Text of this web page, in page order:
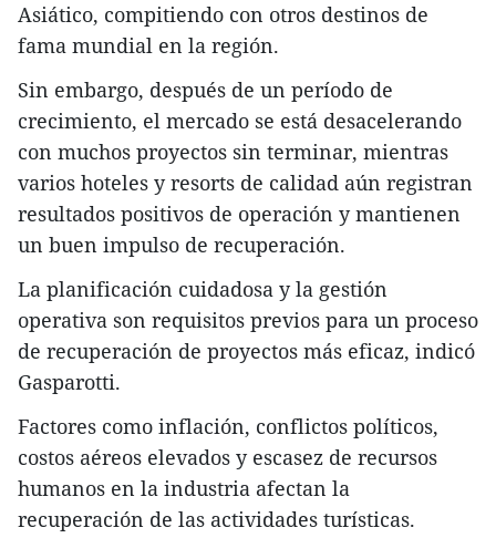
Asiático, compitiendo con otros destinos de
fama mundial en la región.
Sin embargo, después de un período de
crecimiento, el mercado se está desacelerando
con muchos proyectos sin terminar, mientras
varios hoteles y resorts de calidad aún registran
resultados positivos de operación y mantienen
un buen impulso de recuperación.
La planificación cuidadosa y la gestión
operativa son requisitos previos para un proceso
de recuperación de proyectos más eficaz, indicó
Gasparotti.
Factores como inflación, conflictos políticos,
costos aéreos elevados y escasez de recursos
humanos en la industria afectan la
recuperación de las actividades turísticas.